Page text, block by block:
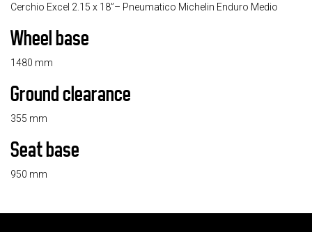
Cerchio Excel 2.15 x 18’’– Pneumatico Michelin Enduro Medio
Wheel base
1480 mm
Ground clearance
355 mm
Seat base
950 mm